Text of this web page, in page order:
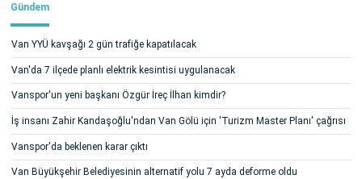
Gündem
Van YYÜ kavşağı 2 gün trafiğe kapatılacak
Van'da 7 ilçede planlı elektrik kesintisi uygulanacak
Vanspor'un yeni başkanı Özgür İreç İlhan kimdir?
İş insanı Zahir Kandaşoğlu'ndan Van Gölü için 'Turizm Master Planı' çağrısı
Vanspor'da beklenen karar çıktı
Van Büyükşehir Belediyesinin alternatif yolu 7 ayda deforme oldu